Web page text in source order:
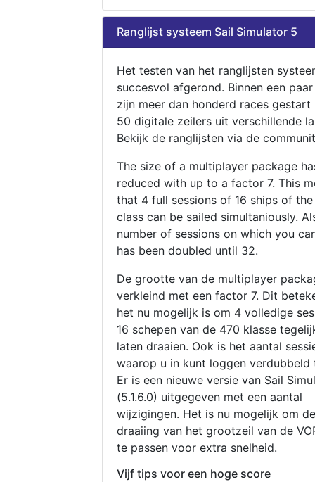
Ranglijst systeem Sail Simulator 5
Het testen van het ranglijsten
succesvol afgerond. Binnen een
zijn meer dan honderd races gestart
50 digitale zeilers uit verschillende
Bekijk de ranglijsten via de
The size of a multiplayer package
reduced with up to a factor 7. This
that 4 full sessions of 16 ships of
class can be sailed simultaniously.
number of sessions on which you
has been doubled until 32.
De grootte van de multiplayer
verkleind met een factor 7. Dit
het nu mogelijk is om 4 volledige
16 schepen van de 470 klasse
laten draaien. Ook is het aantal
waarop u in kunt loggen verdubbeld
Er is een nieuwe versie van Sail
(5.1.6.0) uitgegeven met een aantal
wijzigingen. Het is nu mogelijk om de
draaiing van het grootzeil van de
te passen voor extra snelheid.
Vijf tips voor een hoge score